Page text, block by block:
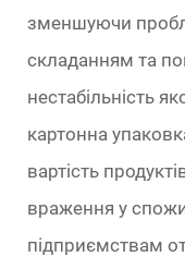
зменшуючи
складанням та
нестабільність
картонна
вартість
враження у
підприємствам